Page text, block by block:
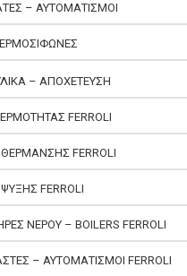
– ΑΥΤΟΜΑΤΙΣΜΟΙ
– ΑΠΟΧΕΤΕΥΣΗ
FERROLI
FERROLI
FERROLI
ΝΕΡΟΥ – BOILERS FERROLI
– ΑΥΤΟΜΑΤΙΣΜΟΙ FERROLI